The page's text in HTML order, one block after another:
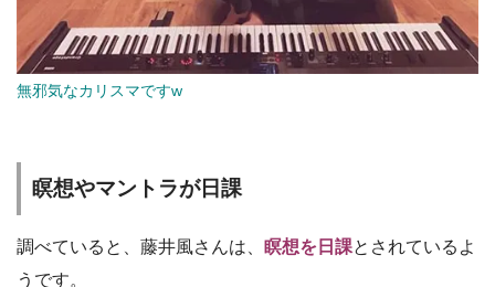
無邪気なカリスマですw
瞑想やマントラが日課
調べていると、藤井風さんは、 瞑想を日課とされているよ
うです。